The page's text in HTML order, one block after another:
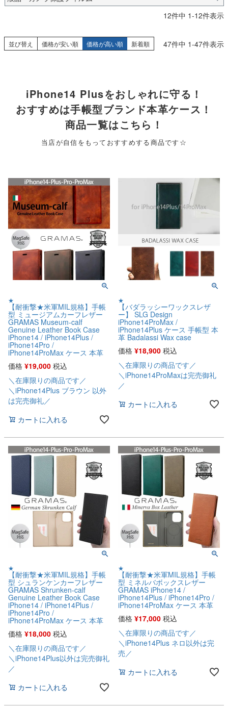
12件中 1-12件表示
並び替え 価格が安い順 価格が高い順 新着順 47件中 1-47件表示
iPhone14 Plusをおしゃれに守る！
おすすめは手帳型ブランド本革ケース！
商品一覧はこちら！
当店が自信をもっておすすめする商品です☆
★
【耐衝撃★米軍MIL規格】手帳
型 ミュージアムカーフレザー
GRAMAS Museum-calf
Genuine Leather Book Case
iPhone14 / iPhone14Plus /
iPhone14Pro /
iPhone14ProMax ケース 本革
価格 ¥19,000 税込
＼在庫限りの商品です／
＼iPhone14Plus ブラウン 以外
は完売御礼／
カートに入れる
★
【バダラッシーワックスレザ
ー】 SLG Design
iPhone14ProMax /
iPhone14Plus ケース 手帳型 本
革 Badalassi Wax case
価格 ¥18,900 税込
＼在庫限りの商品です／
＼iPhone14ProMaxは完売御礼
／
カートに入れる
★
【耐衝撃★米軍MIL規格】手帳
型 シュランケンカーフレザー
GRAMAS Shrunken-calf
Genuine Leather Book Case
iPhone14 / iPhone14Plus /
iPhone14Pro /
iPhone14ProMax ケース 本革
価格 ¥18,000 税込
＼在庫限りの商品です／
＼iPhone14Plus以外は完売御礼
／
カートに入れる
★
【耐衝撃★米軍MIL規格】手帳
型 ミネルバボックスレザー
GRAMAS iPhone14 /
iPhone14Plus / iPhone14Pro /
iPhone14ProMax ケース 本革
価格 ¥17,000 税込
＼在庫限りの商品です／
＼iPhone14Plus ネロ以外は完
売／
カートに入れる